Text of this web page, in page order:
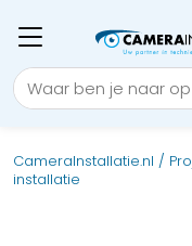
CameraInstallatie.nl /
installatie